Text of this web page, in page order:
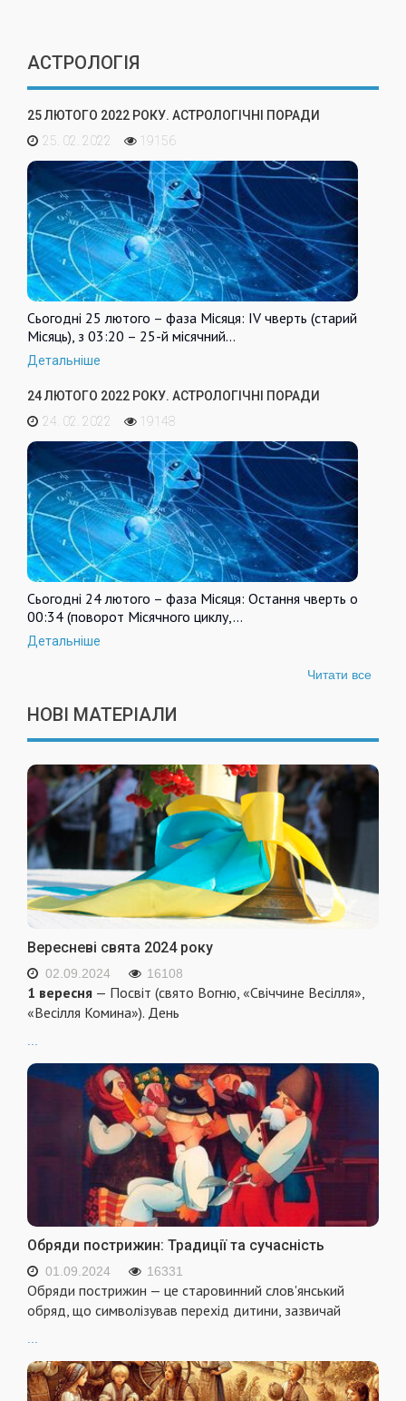
АСТРОЛОГІЯ
25 ЛЮТОГО 2022 РОКУ. АСТРОЛОГІЧНІ ПОРАДИ
25. 02. 2022
19156
Сьогодні 25 лютого – фаза Місяця: IV чверть (старий
Місяць), з 03:20 – 25-й місячний…
Детальніше
24 ЛЮТОГО 2022 РОКУ. АСТРОЛОГІЧНІ ПОРАДИ
24. 02. 2022
19148
Сьогодні 24 лютого – фаза Місяця: Остання чверть о
00:34 (поворот Місячного циклу,…
Детальніше
Читати все
НОВІ МАТЕРІАЛИ
Вересневі свята 2024 року
02.09.2024 16108
1 вересня — Посвіт (свято Вогню, «Свіччине Весілля»,
«Весілля Комина»). День
Обряди пострижин: Традиції та сучасність
01.09.2024 16331
Обряди пострижин — це старовинний слов'янський
обряд, що символізував перехід дитини, зазвичай